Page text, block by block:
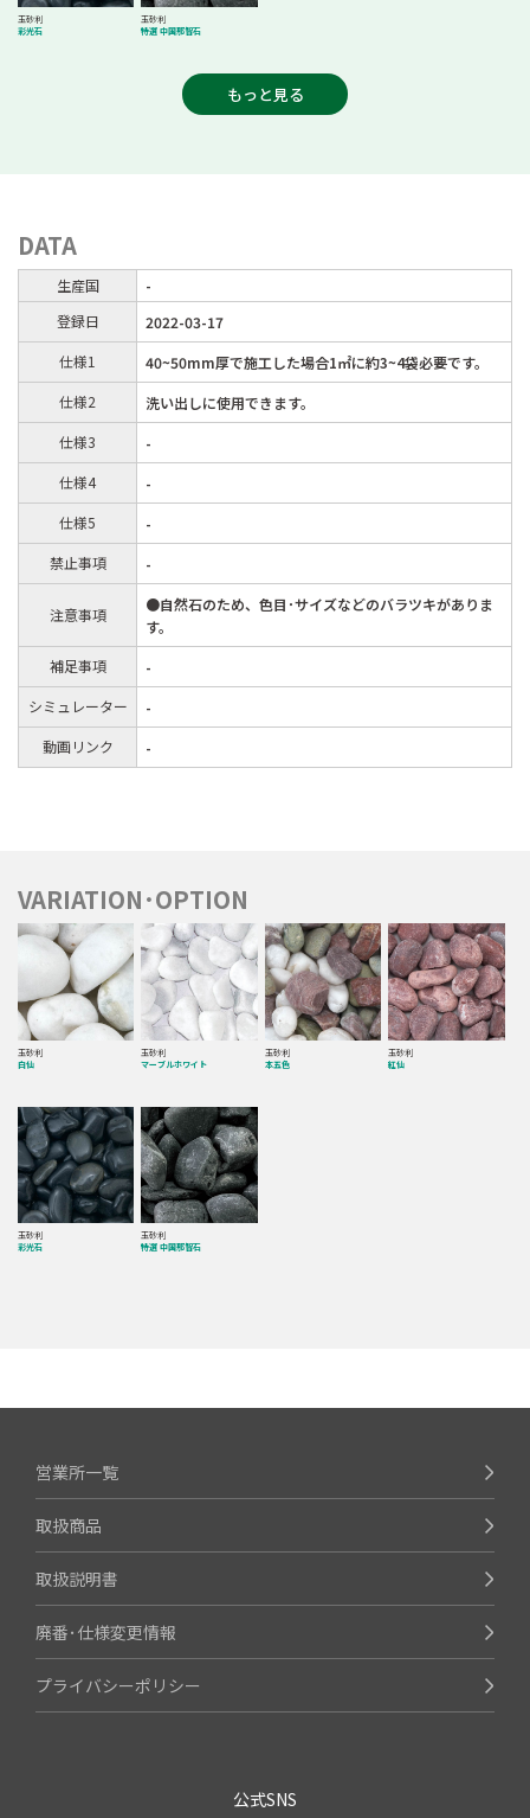
玉砂利
彩光石
玉砂利
特選 中国那智石
もっと見る
DATA
生産国
-
登録日
2022-03-17
仕様1
40~50mm厚で施工した場合1㎡に約3~4袋必要です。
仕様2
洗い出しに使用できます。
仕様3
-
仕様4
-
仕様5
-
禁止事項
-
注意事項
●自然石のため、色目･サイズなどのバラツキがありま
す。
補足事項
-
シミュレーター
-
動画リンク
-
VARIATION･OPTION
玉砂利
白仙
玉砂利
マーブルホワイト
玉砂利
本五色
玉砂利
紅仙
玉砂利
彩光石
玉砂利
特選 中国那智石
営業所一覧
取扱商品
取扱説明書
廃番･仕様変更情報
プライバシーポリシー
公式SNS